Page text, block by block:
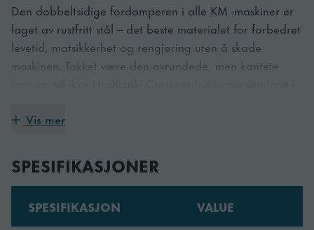
Den dobbeltsidige fordamperen i alle KM -maskiner er
laget av rustfritt stål – det beste materialet for forbedret
levetid, matsikkerhet og rengjøring uten å skade
maskinen. Takket være den avrundede, men kantete
isformen for flaskekjølere, slik at du enkelt kan plassere
samt matlaging.
Vis mer
SPESIFIKASJONER
SPESIFIKASJON VALUE